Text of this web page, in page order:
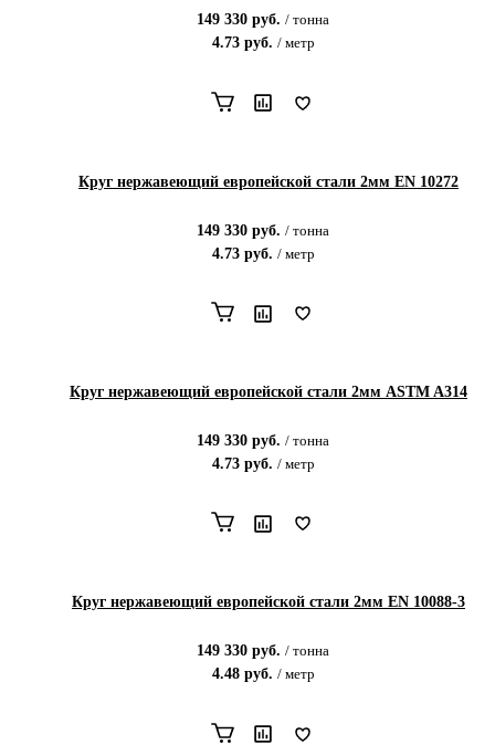
149 330 руб. / тонна
4.73руб. / метр
Круг нержавеющий европейской стали 2мм EN 10272
149 330 руб. / тонна
4.73руб. / метр
Круг нержавеющий европейской стали 2мм ASTM A314
149 330 руб. / тонна
4.73руб. / метр
Круг нержавеющий европейской стали 2мм EN 10088-3
149 330 руб. / тонна
4.48руб. / метр